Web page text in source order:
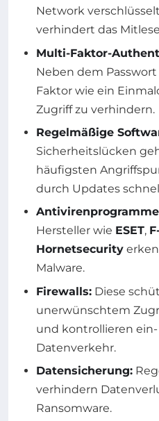
Network
verhindert das
Multi-Faktor-
Neben dem
Faktor wie ein
Zugriff zu verhindern.
Regelmäßige
Sicherheitslücken
häufigsten
durch Updates
Hersteller wie ESET,
Hornetsecurity
Malware.
Firewalls: Diese
unerwünschtem
und kontrollieren
Datenverkehr.
Datensicherung:
verhindern
Ransomware.